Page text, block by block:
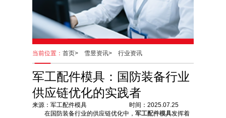
当前位置： 首页> 雪昱资讯> 行业资讯
军工配件模具：国防装备行业
供应链优化的实践者
来源：军工配件模具 时间：2025.07.25
在国防装备行业的供应链优化中， 军工配件模具发挥着